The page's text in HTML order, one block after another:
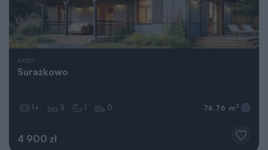
AP257
Surażkowo
4 900 zł
1+ 3 1 0 76,76 m 2